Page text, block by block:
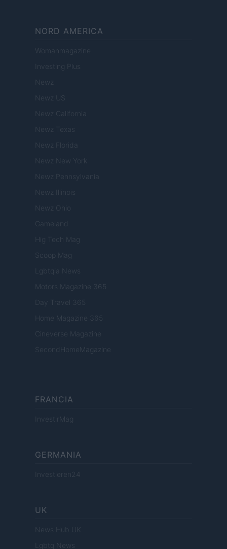
NORD AMERICA
Womanmagazine
Investing Plus
Newz
Newz US
Newz California
Newz Texas
Newz Florida
Newz New York
Newz Pennsylvania
Newz Illinois
Newz Ohio
Gameland
Hig Tech Mag
Scoop Mag
Lgbtqia News
Motors Magazine 365
Day Travel 365
Home Magazine 365
Cineverse Magazine
SecondHomeMagazine
FRANCIA
InvestirMag
GERMANIA
Investieren24
UK
News Hub UK
Lgbtq News